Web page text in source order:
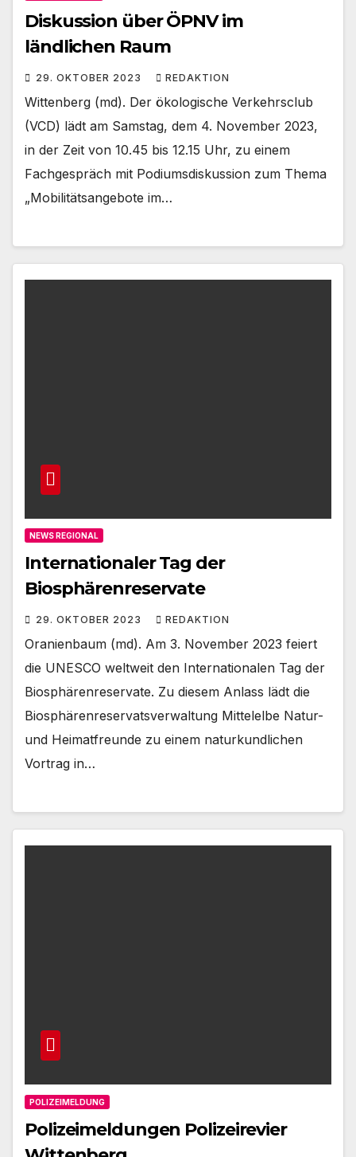
Diskussion über ÖPNV im
ländlichen Raum
29. OKTOBER 2023 REDAKTION
Wittenberg (md). Der ökologische Verkehrsclub
(VCD) lädt am Samstag, dem 4. November 2023,
in der Zeit von 10.45 bis 12.15 Uhr, zu einem
Fachgespräch mit Podiumsdiskussion zum Thema
„Mobilitätsangebote im…
NEWS REGIONAL
Internationaler Tag der
Biosphärenreservate
29. OKTOBER 2023 REDAKTION
Oranienbaum (md). Am 3. November 2023 feiert
die UNESCO weltweit den Internationalen Tag der
Biosphärenreservate. Zu diesem Anlass lädt die
Biosphärenreservatsverwaltung Mittelelbe Natur-
und Heimatfreunde zu einem naturkundlichen
Vortrag in…
POLIZEIMELDUNG
Polizeimeldungen Polizeirevier